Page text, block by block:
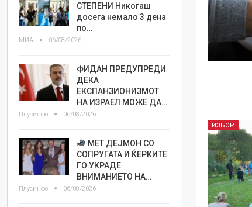
ИЗБОР
СТЕПЕНИ Никогаш
досега немало 3 дена
по…
МИА 06/08/2026
ФИДАН ПРЕДУПРЕДИ
ДЕКА
ЕКСПАНЗИОНИЗМОТ
НА ИЗРАЕЛ МОЖЕ ДА…
Плусинфо 06/08/2026
МЕТ ДЕЈМОН СО
СОПРУГАТА И ЌЕРКИТЕ
ГО УКРАДЕ
ВНИМАНИЕТО НА…
Плусинфо 06/08/2026